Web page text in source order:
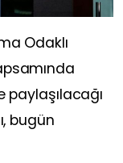
Odaklı
paylaşılacağı
bugün